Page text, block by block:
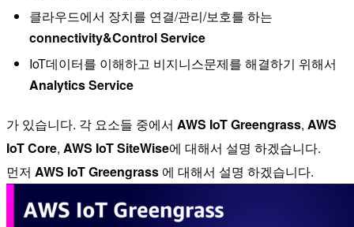
클라우드에서 장치를 연결/관리/보호를 하는
connectivity&Control Service
IoT데이터를 이해하고 비지니스문제를 해결하기 위해서
Analytics Service
가 있습니다. 각 요소들 중에서 AWS IoT Greengrass, AWS
IoT Core, AWS IoT SiteWise에 대해서 설명 하겠습니다.
먼저 AWS IoT Greengrass 에 대해서 설명 하겠습니다.